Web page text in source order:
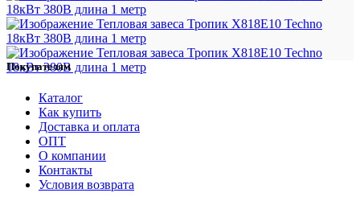
Покупателям
Каталог
Как купить
Доставка и оплата
ОПТ
О компании
Контакты
Условия возврата